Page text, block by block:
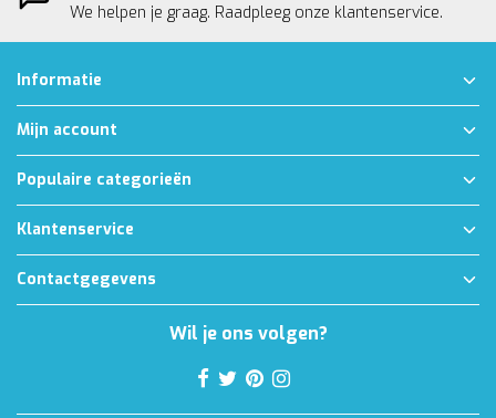
We helpen je graag. Raadpleeg onze klantenservice.
Informatie
Mijn account
Populaire categorieën
Klantenservice
Contactgegevens
Wil je ons volgen?